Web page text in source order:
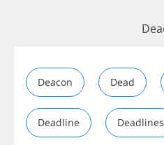
Deacon Dead
Deadline Deadlines